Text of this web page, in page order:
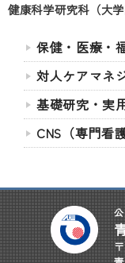
健康科学研究科（大学
保健・医療・
対人ケアマネ
基礎研究・実
CNS（専門看